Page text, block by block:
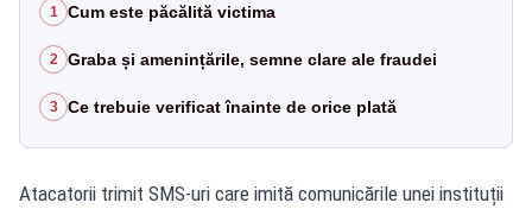
1 Cum este păcălită victima
2 Graba și amenințările, semne clare ale fraudei
3 Ce trebuie verificat înainte de orice plată
Atacatorii trimit SMS-uri care imită comunicările unei instituții